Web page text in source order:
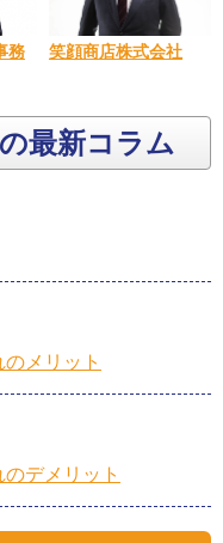
務
笑顔商店株式会社
最新コラム
メリット
デメリット